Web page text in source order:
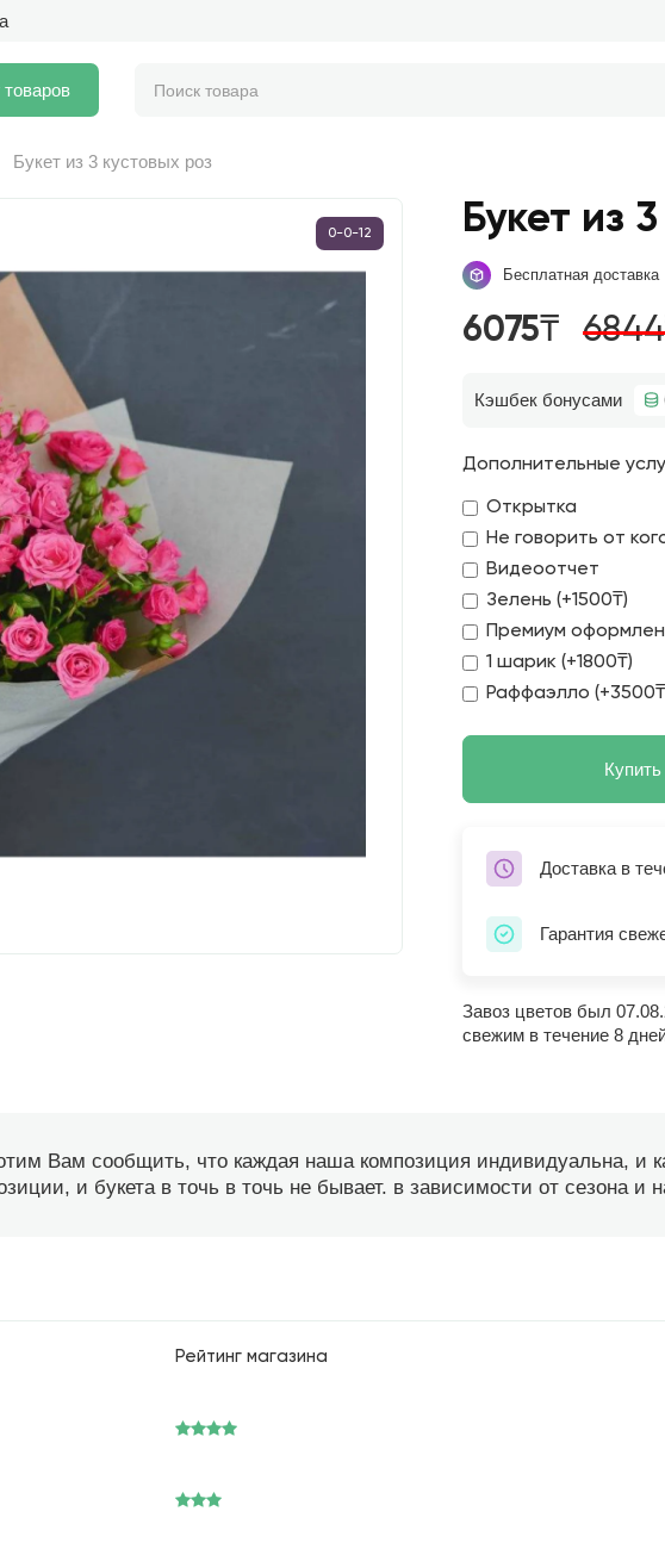
товаров
Букет из 3 кустовых роз
0-0-12 Букет из
Бесплатная доставка
6075₸
Кэшбек бонусами
Дополнительные
Открытка
Не говорить от
Видеоотчет
Зелень (+1500₸)
Премиум
1 шарик (+1800₸)
Раффаэлло
Купить
Доставка в
Гарантия
Завоз цветов был
свежим в течение 8
Вам сообщить, что каждая наша композиция индивидуальна,
и букета в точь в точь не бывает. в зависимости от сезона и
Рейтинг магазина